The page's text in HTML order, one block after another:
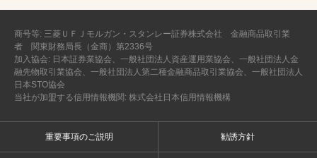
商号等: 三菱ＵＦＪモルガン・スタンレー証券株式会社 金融商品取引業
者 関東財務局長（金商）第2336号
加入協会: 日本証券業協会、一般社団法人資産運用業協会、一般社団法人金
融先物取引業協会、一般社団法人第二種金融商品取引業協会、一般社団法人
日本STO協会
当社が加盟する信用情報機関: 株式会社日本信用情報機構
重要事項のご説明 勧誘方針